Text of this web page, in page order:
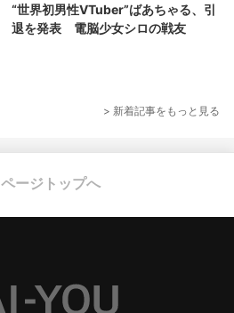
“世界初男性VTuber”ばあちゃる、引
退を発表 電脳少女シロの戦友
> 新着記事をもっと見る
ページトップへ